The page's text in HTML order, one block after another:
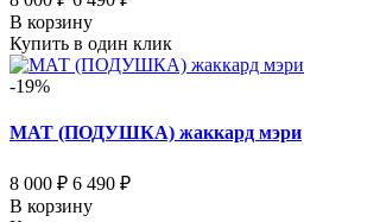
В корзину
Купить в один клик
-19%
МАТ (ПОДУШКА) жаккард мэри
8 000 ₽ 6 490 ₽
В корзину